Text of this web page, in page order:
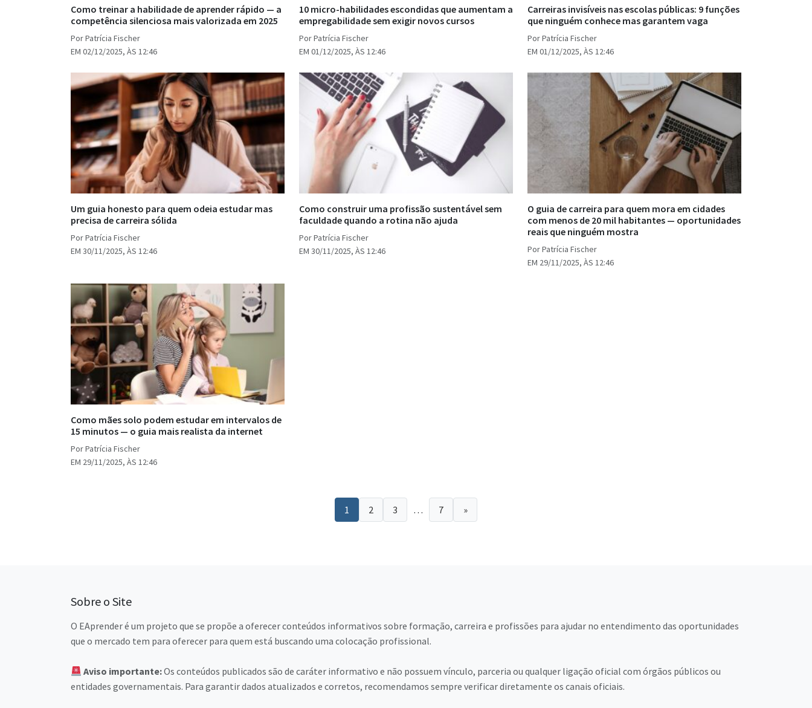
Como treinar a habilidade de aprender rápido — a
competência silenciosa mais valorizada em 2025
Por Patrícia Fischer
EM 02/12/2025, ÀS 12:46
10 micro-habilidades escondidas que aumentam a
empregabilidade sem exigir novos cursos
Por Patrícia Fischer
EM 01/12/2025, ÀS 12:46
Carreiras invisíveis nas escolas públicas: 9 funções
que ninguém conhece mas garantem vaga
Por Patrícia Fischer
EM 01/12/2025, ÀS 12:46
Um guia honesto para quem odeia estudar mas
precisa de carreira sólida
Por Patrícia Fischer
EM 30/11/2025, ÀS 12:46
Como construir uma profissão sustentável sem
faculdade quando a rotina não ajuda
Por Patrícia Fischer
EM 30/11/2025, ÀS 12:46
O guia de carreira para quem mora em cidades
com menos de 20 mil habitantes — oportunidades
reais que ninguém mostra
Por Patrícia Fischer
EM 29/11/2025, ÀS 12:46
Como mães solo podem estudar em intervalos de
15 minutos — o guia mais realista da internet
Por Patrícia Fischer
EM 29/11/2025, ÀS 12:46
1 2 3 … 7 »
Sobre o Site
O EAprender é um projeto que se propõe a oferecer conteúdos informativos sobre formação, carreira e profissões para ajudar no entendimento das oportunidades
que o mercado tem para oferecer para quem está buscando uma colocação profissional.
Aviso importante:Os conteúdos publicados são de caráter informativo e não possuem vínculo, parceria ou qualquer ligação oficial com órgãos públicos ou
entidades governamentais. Para garantir dados atualizados e corretos, recomendamos sempre verificar diretamente os canais oficiais.